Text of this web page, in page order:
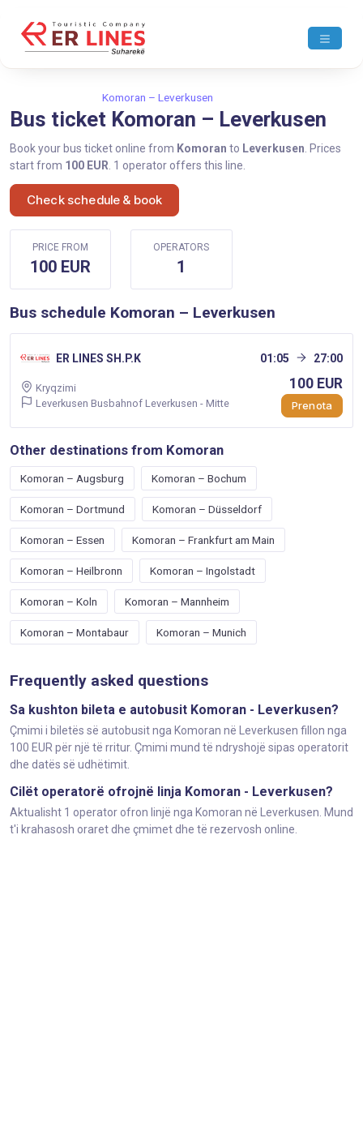
Komoran – Leverkusen
Bus ticket Komoran – Leverkusen
Book your bus ticket online from Komoran to Leverkusen . Prices
start from 100 EUR . 1 operator offers this line.
Check schedule & book
PRICE FROM
100 EUR
OPERATORS
1
Bus schedule Komoran – Leverkusen
ER LINES SH.P.K 01:05 27:00
Kryqzimi
Leverkusen Busbahnof Leverkusen - Mitte
100 EUR
Prenota
Other destinations from Komoran
Komoran – Augsburg Komoran – Bochum
Komoran – Dortmund Komoran – Düsseldorf
Komoran – Essen Komoran – Frankfurt am Main
Komoran – Heilbronn Komoran – Ingolstadt
Komoran – Koln Komoran – Mannheim
Komoran – Montabaur Komoran – Munich
Frequently asked questions
Sa kushton bileta e autobusit Komoran - Leverkusen?
Çmimi i biletës së autobusit nga Komoran në Leverkusen fillon nga
100 EUR për një të rritur. Çmimi mund të ndryshojë sipas operatorit
dhe datës së udhëtimit.
Cilët operatorë ofrojnë linja Komoran - Leverkusen?
Aktualisht 1 operator ofron linjë nga Komoran në Leverkusen. Mund
t'i krahasosh oraret dhe çmimet dhe të rezervosh online.